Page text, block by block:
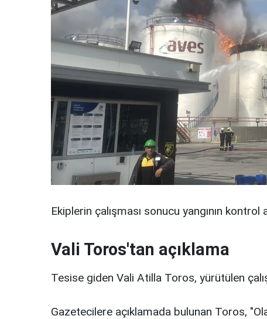
Ekiplerin çalışması sonucu yangının
Vali Toros'tan açıklama
Tesise giden Vali Atilla Toros, yürütülen
Gazetecilere açıklamada bulunan Toros,